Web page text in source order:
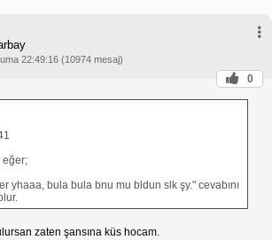
vurgulayan bir mesaj gönder.
ve Sohbeti Sürdür:Sohbeti sürdürmek
çekici sorular sor.
ederek, tanımadığın bir kızı %90
tavlama şansını artırabilirsin. Ancak,
olmanın önemli olduğunu unutma.
ve çaba gerektirir.
22:49:16 (10974 mesaj)
0
eğer;
yhaaa, bula bula bnu mu bldun slk şy." cevabını
zaten şansına küs hocam.